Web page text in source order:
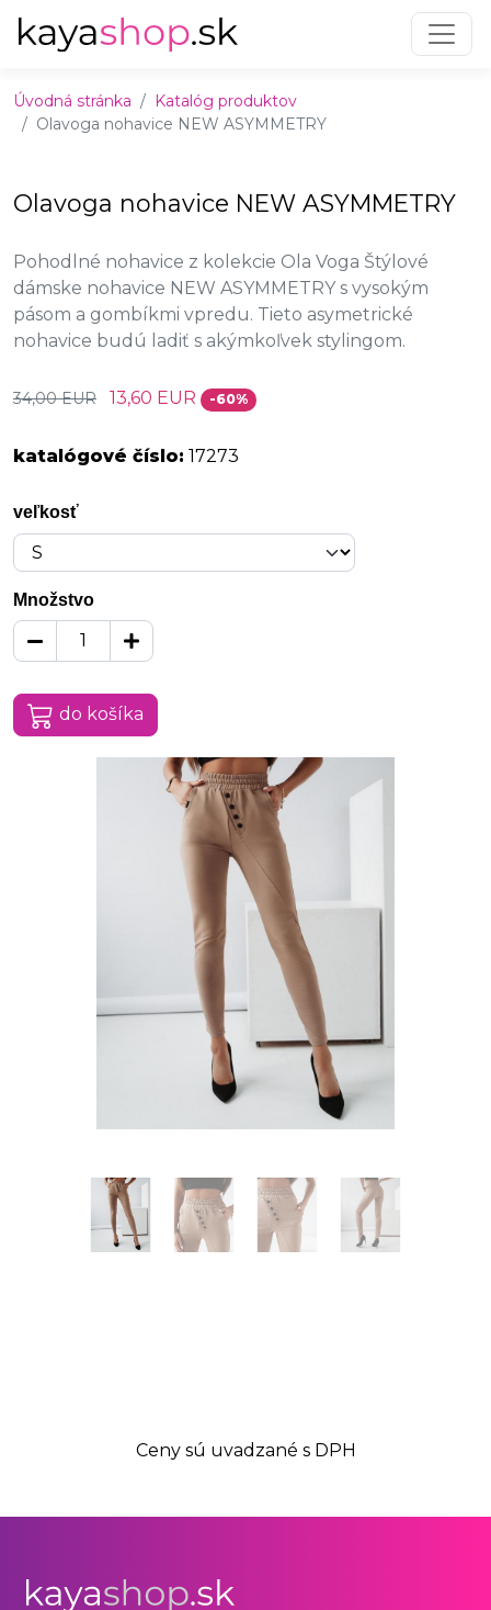
Úvodná stránka
Katalóg produktov
Olavoga nohavice NEW ASYMMETRY
Olavoga nohavice NEW ASYMMETRY
Pohodlné nohavice z kolekcie Ola Voga Štýlové
dámske nohavice NEW ASYMMETRY s vysokým
pásom a gombíkmi vpredu. Tieto asymetrické
nohavice budú ladiť s akýmkoľvek stylingom.
34,00 EUR 13,60 EUR -60%
katalógové číslo: 17273
veľkosť
Množstvo
do košíka
Ceny sú uvadzané s DPH